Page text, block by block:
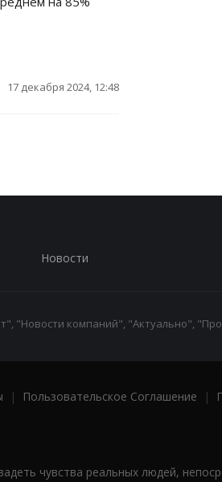
17 декабря 2024, 12:48
Новости
"Новости компаний", "Актуально",
| Пользовательское Соглашение |
чувства реальных людей,